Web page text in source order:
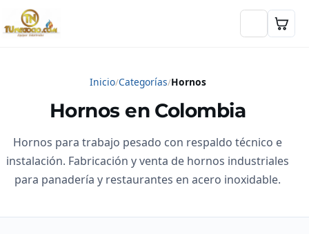
Inicio Categorías Hornos
Hornos en Colombia
Hornos para trabajo pesado con respaldo técnico e
instalación. Fabricación y venta de hornos industriales
para panadería y restaurantes en acero inoxidable.